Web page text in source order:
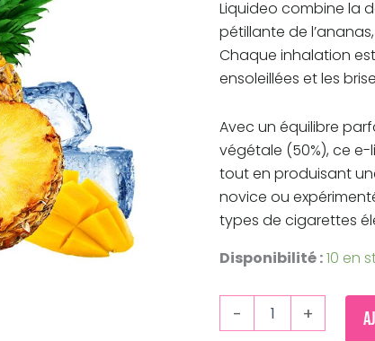
Liquideo combine la
pétillante de
Chaque inhalation
ensoleillées et les
Avec un équilibre
végétale (50%), ce
tout en produisant
novice ou
types de cigarettes
Disponibilité :10 en
- +